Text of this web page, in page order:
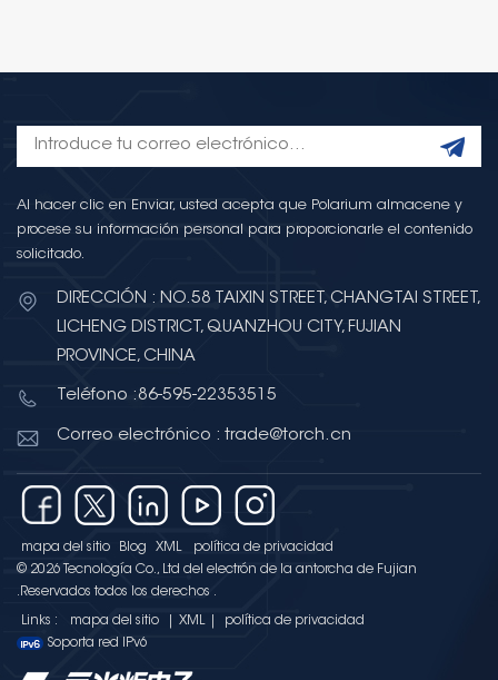
Al hacer clic en Enviar, usted acepta que Polarium almacene y
procese su información personal para proporcionarle el contenido
solicitado.
DIRECCIÓN : NO.58 TAIXIN STREET, CHANGTAI STREET,
LICHENG DISTRICT, QUANZHOU CITY, FUJIAN
PROVINCE, CHINA
Teléfono :86-595-22353515
Correo electrónico : trade@torch.cn
mapa del sitio Blog XML
política de privacidad
© 2026 Tecnología Co., Ltd del electrón de la antorcha de Fujian
.Reservados todos los derechos .
Links : mapa del sitio XML
política de privacidad
Soporta red IPv6